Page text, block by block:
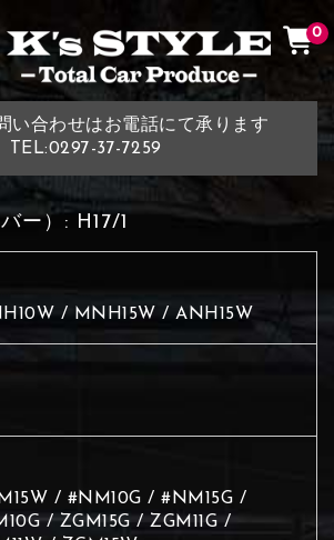
い合わせはお電話にて承ります
TEL:0297-37-7259
0
ー）: H17/1
/ MNH15W / ANH15W
/ #NM10G / #NM15G /
/ ZGM15G / ZGM11G /